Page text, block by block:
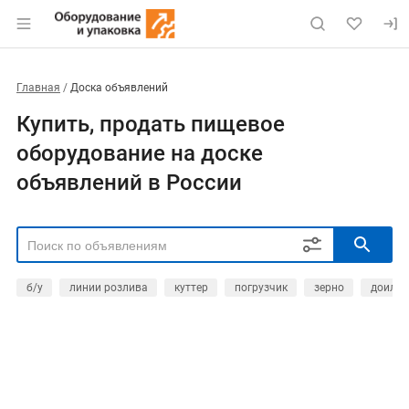
Главная Доска объявлений
Купить, продать пищевое
оборудование на доске
объявлений в России
б/у линии розлива куттер погрузчик зерно